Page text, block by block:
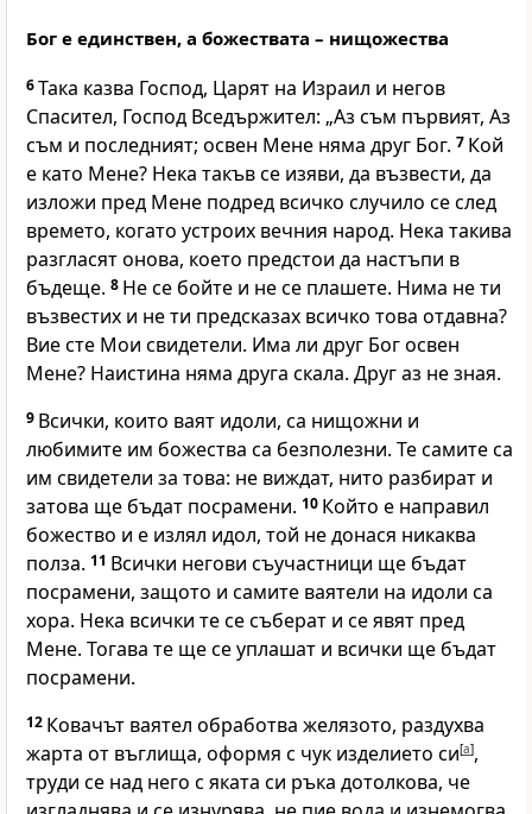
Бог е единствен, а божествата – нищожества
6Така казва Господ, Царят на Израил и негов
Спасител, Господ Вседържител: „Аз съм първият, Аз
съм и последният; освен Мене няма друг Бог. 7 Кой
е като Мене? Нека такъв се изяви, да възвести, да
изложи пред Мене подред всичко случило се след
времето, когато устроих вечния народ. Нека такива
разгласят онова, което предстои да настъпи в
бъдеще. 8 Не се бойте и не се плашете. Нима не ти
възвестих и не ти предсказах всичко това отдавна?
Вие сте Мои свидетели. Има ли друг Бог освен
Мене? Наистина няма друга скала. Друг аз не зная.
9 Всички, които ваят идоли, са нищожни и
любимите им божества са безполезни. Те самите са
им свидетели за това: не виждат, нито разбират и
затова ще бъдат посрамени. 10 Който е направил
божество и е излял идол, той не донася никаква
полза. 11 Всички негови съучастници ще бъдат
посрамени, защото и самите ваятели на идоли са
хора. Нека всички те се съберат и се явят пред
Мене. Тогава те ще се уплашат и всички ще бъдат
посрамени.
12 Ковачът ваятел обработва желязото, раздухва
жарта от въглища, оформя с чук изделието си[a],
труди се над него с яката си ръка дотолкова, че